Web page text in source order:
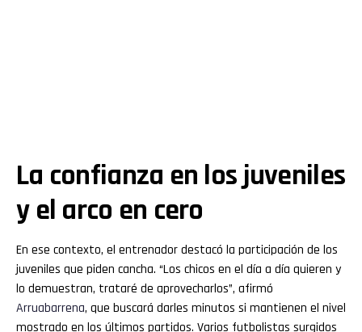
La confianza en los juveniles
y el arco en cero
En ese contexto, el entrenador destacó la participación de los
juveniles que piden cancha. “Los chicos en el día a día quieren y
lo demuestran, trataré de aprovecharlos”, afirmó
Arruabarrena, que buscará darles minutos si mantienen el nivel
mostrado en los últimos partidos. Varios futbolistas surgidos